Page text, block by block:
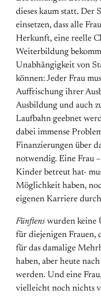
dieses kaum statt. Der
einsetzen, dass alle
Herkunft, eine reelle
Weiterbildung
Unabhängigkeit von
können: Jeder Frau
Auffrischung ihrer
Ausbildung und auch
Laufbahn geebnet
dabei immense
Finanzierungen über
notwendig. Eine Frau
Kinder betreut hat-
Möglichkeit haben,
eigenen Karriere
Fünftens wurden keine
für diejenigen Frauen,
für das damalige
haben, aber heute
werden. Und eine
vielleicht noch nichts